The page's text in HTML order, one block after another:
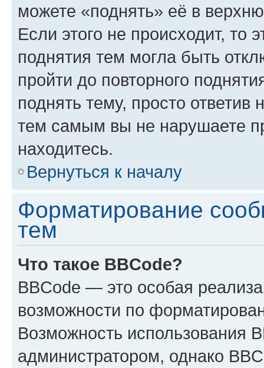
можете «поднять» её в
Если этого не происходит, то
поднятия тем могла быть
пройти до повторного
поднять тему, просто ответив
тем самым вы не нарушаете
находитесь.
Вернуться к началу
Форматирование
тем
Что такое BBCode?
BBCode — это особая
возможности по
Возможность использования
администратором, однако